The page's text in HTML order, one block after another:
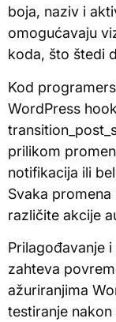
boja, naziv i
omogućavaju
koda, što štedi
Kod
WordPress
prilikom
notifikacija ili
Svaka
različite akcije
Prilagođavanje
zahteva
ažuriranjima
testiranje